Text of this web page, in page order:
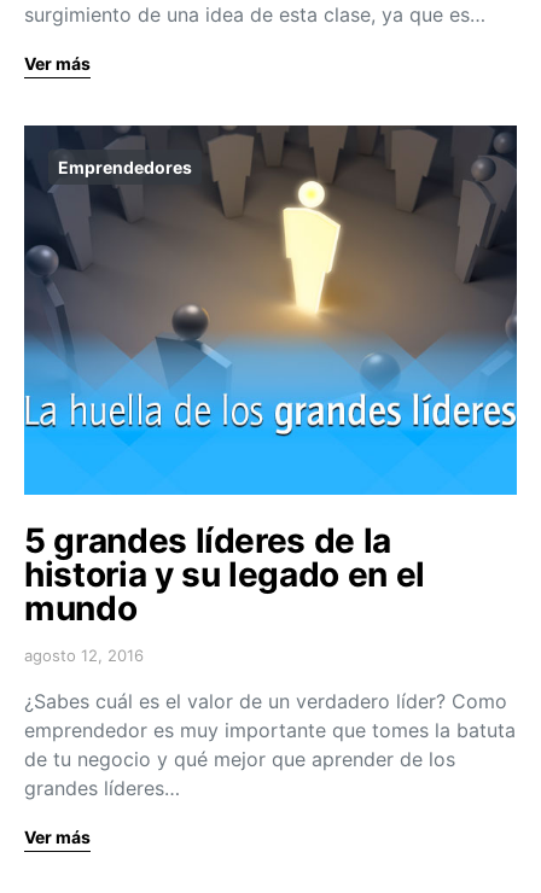
surgimiento de una idea de esta clase, ya que es…
Ver más
Emprendedores
5 grandes líderes de la
historia y su legado en el
mundo
agosto 12, 2016
¿Sabes cuál es el valor de un verdadero líder? Como
emprendedor es muy importante que tomes la batuta
de tu negocio y qué mejor que aprender de los
grandes líderes…
Ver más